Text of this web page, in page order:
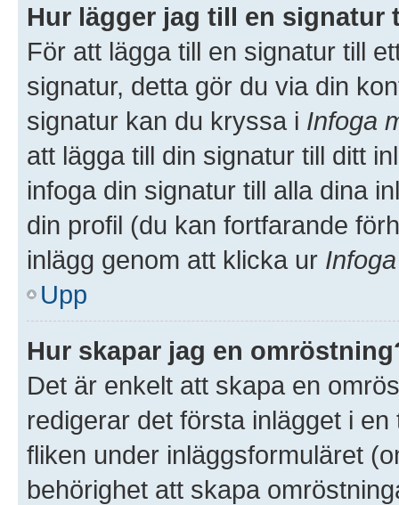
Hur lägger jag till en
För att lägga till en signatur till
signatur, detta gör du via din
signatur kan du kryssa i Infoga
att lägga till din signatur till ditt
infoga din signatur till alla dina
din profil (du kan fortfarande
inlägg genom att klicka ur
Upp
Hur skapar jag en
Det är enkelt att skapa en
redigerar det första inlägget i
fliken under inläggsformuläret
behörighet att skapa